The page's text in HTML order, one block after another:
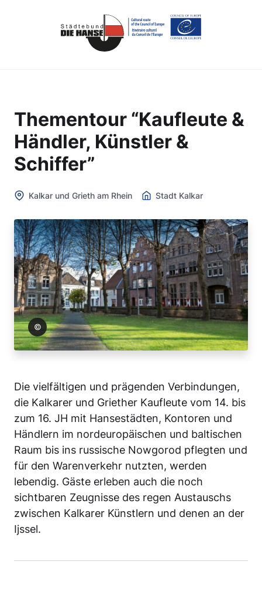
Thementour “Kaufleute &
Händler, Künstler &
Schiffer”
Kalkar und Grieth am Rhein Stadt Kalkar
Kalkar
Die vielfältigen und prägenden Verbindungen,
die Kalkarer und Griether Kaufleute vom 14. bis
zum 16. JH mit Hansestädten, Kontoren und
Händlern im nordeuropäischen und baltischen
Raum bis ins russische Nowgorod pflegten und
für den Warenverkehr nutzten, werden
lebendig. Gäste erleben auch die noch
sichtbaren Zeugnisse des regen Austauschs
zwischen Kalkarer Künstlern und denen an der
Ijssel.